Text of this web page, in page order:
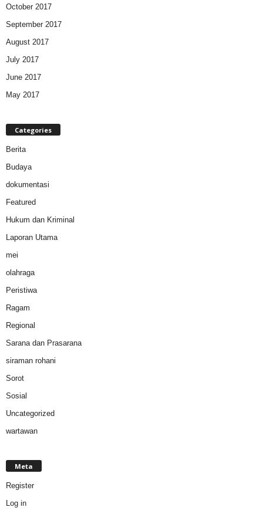
October 2017
September 2017
August 2017
July 2017
June 2017
May 2017
Categories
Berita
Budaya
dokumentasi
Featured
Hukum dan Kriminal
Laporan Utama
mei
olahraga
Peristiwa
Ragam
Regional
Sarana dan Prasarana
siraman rohani
Sorot
Sosial
Uncategorized
wartawan
Meta
Register
Log in